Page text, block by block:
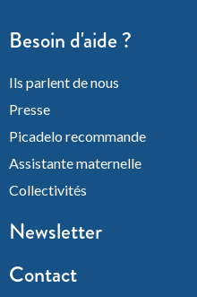
Besoin d'aide ?
Ils parlent de nous
Presse
Picadelo recommande
Assistante maternelle
Collectivités
Newsletter
Contact